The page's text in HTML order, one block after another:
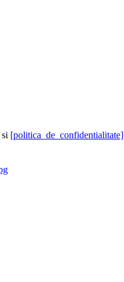
si [politica_de_confidentialitate]